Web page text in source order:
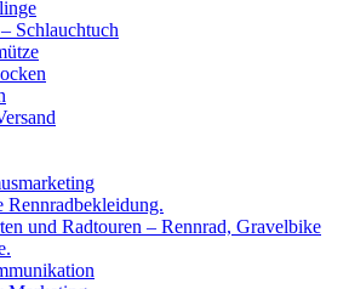
Schlauchtuch
Rennradbekleidung.
und Radtouren – Rennrad, Gravelbike